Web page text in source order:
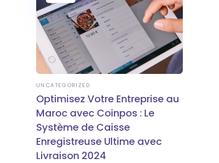
UNCATEGORIZED
Optimisez Votre Entreprise au
Maroc avec Coinpos : Le
Système de Caisse
Enregistreuse Ultime avec
Livraison 2024